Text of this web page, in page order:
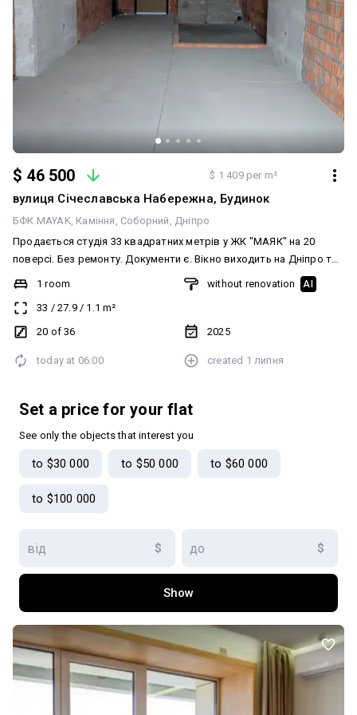
$ 46 500 $ 1 409 per m²
вулиця Січеславська Набережна, Будинок
БФК MAYAK Каміння Соборний Дніпро
Продається студія 33 квадратних метрів у ЖК "МАЯК" на 20
поверсі. Без ремонту. Документи є. Вікно виходить на Дніпро та
Монастирський острів.
1 room
33 / 27.9/ 1.1 m²
20 of 36
without renovation AI
2025
today at 06:00 created 1 липня
Set a price for your flat
See only the objects that interest you
to $30 000 to $50 000 to $60 000
to $100 000
$ $
Show